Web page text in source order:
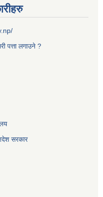
पत्ता लगाउने ?
सरकार